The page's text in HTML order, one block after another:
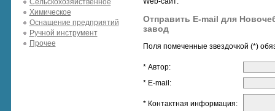
Сельскохозяйственное
Химическое
Оснащение предприятий
Ручной инструмент
Прочее
Отправить E-mail для
завод
Поля помеченные звездочкой (*)
* Автор:
* E-mail:
* Контактная информация: